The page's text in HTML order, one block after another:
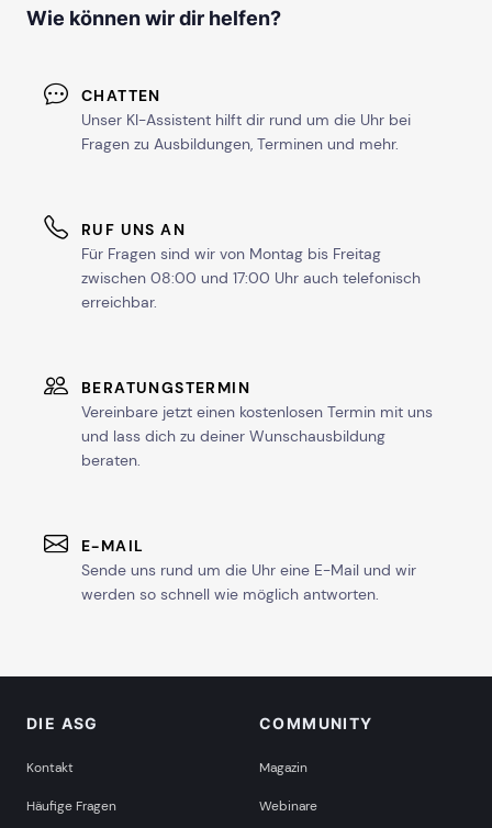
Wie können wir dir helfen?
CHATTEN
Unser KI-Assistent hilft dir rund um die Uhr bei
Fragen zu Ausbildungen, Terminen und mehr.
RUF UNS AN
Für Fragen sind wir von Montag bis Freitag
zwischen 08:00 und 17:00 Uhr auch telefonisch
erreichbar.
BERATUNGSTERMIN
Vereinbare jetzt einen kostenlosen Termin mit uns
und lass dich zu deiner Wunschausbildung
beraten.
E-MAIL
Sende uns rund um die Uhr eine E-Mail und wir
werden so schnell wie möglich antworten.
DIE ASG
Kontakt
Häufige Fragen
COMMUNITY
Magazin
Webinare